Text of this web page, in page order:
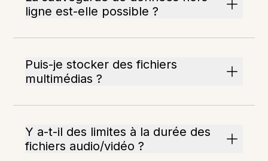
ligne est-elle possible ?
Puis-je stocker des fichiers
multimédias ?
Y a-t-il des limites à la durée des
fichiers audio/vidéo ?